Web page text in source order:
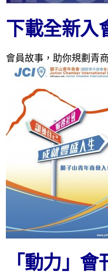
下載全新入
會員故事，助你規劃青
「動力」會